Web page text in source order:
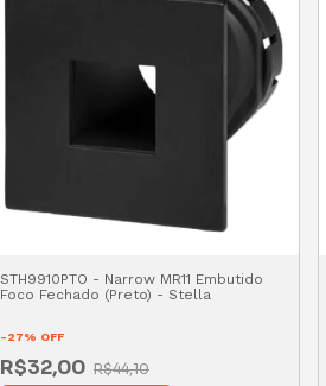
STH9910PTO - Narrow MR11 Embutido
Foco Fechado (Preto) - Stella
-27% OFF
R$32,00 R$44,10